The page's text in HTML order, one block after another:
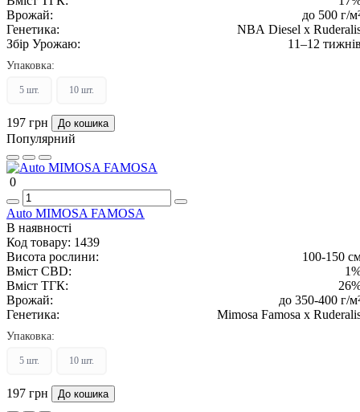
Врожай:
до 500 г/
Генетика:
NBA Diesel x
Збір Урожаю:
11–12
Упаковка:
5 шт. 10 шт.
197 грн До кошика
Популярний
0
Auto MIMOSA FAMOSA
В наявності
Код товару: 1439
Висота рослини:
100-150
Вміст CBD:
Вміст ТГК:
Врожай:
до 350-400 г/
Генетика:
Mimosa Famosa x
Упаковка:
5 шт. 10 шт.
197 грн До кошика